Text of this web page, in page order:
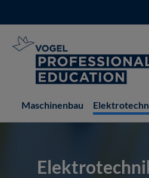
Maschinenbau